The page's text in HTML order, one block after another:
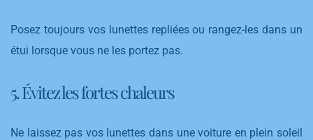
Posez toujours vos lunettes repliées ou rangez-les dans un
étui lorsque vous ne les portez pas.
5. Évitez les fortes chaleurs
Ne laissez pas vos lunettes dans une voiture en plein soleil